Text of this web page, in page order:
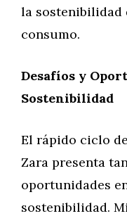
la sostenibilidad
consumo.
Desafíos y
Sostenibilidad
El rápido ciclo
Zara presenta
oportunidades
sostenibilidad.